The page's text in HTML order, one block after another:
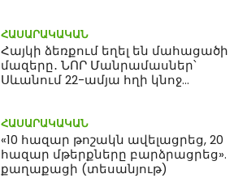
ՀԱՍԱՐԱԿԱԿԱՆ
Հայկի ձեռքում եղել են մահացածի
մազերը․ ՆՈՐ Մանրամասներ՝
Սևանում 22-ամյա հղի կնոջ
ՀԱՍԱՐԱԿԱԿԱՆ
«10 հազար թոշակն ավելացրեց, 20
հազար մթերքները բարձրացրեց».
քաղաքացի (տեսանյութ)